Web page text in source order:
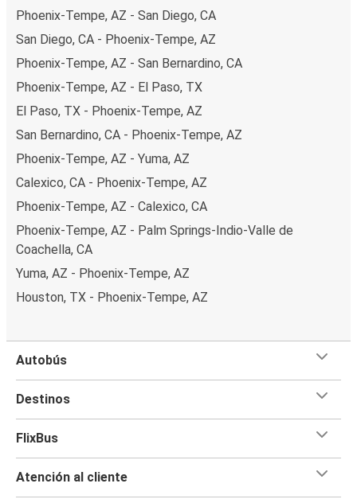
Phoenix-Tempe, AZ - San Diego, CA
San Diego, CA - Phoenix-Tempe, AZ
Phoenix-Tempe, AZ - San Bernardino, CA
Phoenix-Tempe, AZ - El Paso, TX
El Paso, TX - Phoenix-Tempe, AZ
San Bernardino, CA - Phoenix-Tempe, AZ
Phoenix-Tempe, AZ - Yuma, AZ
Calexico, CA - Phoenix-Tempe, AZ
Phoenix-Tempe, AZ - Calexico, CA
Phoenix-Tempe, AZ - Palm Springs-Indio-Valle de
Coachella, CA
Yuma, AZ - Phoenix-Tempe, AZ
Houston, TX - Phoenix-Tempe, AZ
Autobús
Destinos
FlixBus
Atención al cliente